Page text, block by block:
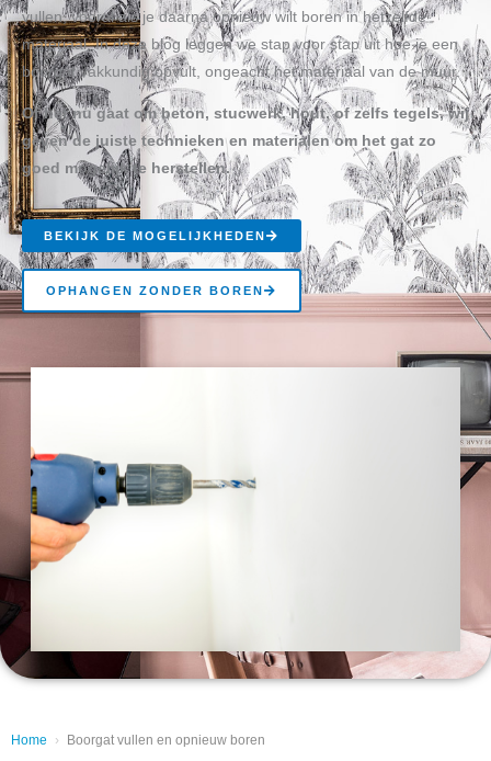
vullen, vooral als je daarna opnieuw wilt boren in hetzelfde
materiaal. In deze blog leggen we stap voor stap uit hoe je een
boorgat vakkundig opvult, ongeacht het materiaal van de muur.
Of het nu gaat om beton, stucwerk, hout, of zelfs tegels, wij
geven de juiste technieken en materialen om het gat zo
goed mogelijk te herstellen.
BEKIJK DE MOGELIJKHEDEN
OPHANGEN ZONDER BOREN
Home › Boorgat vullen en opnieuw boren